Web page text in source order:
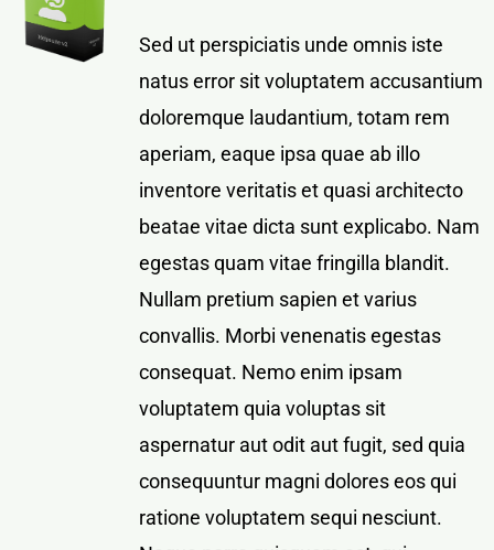
Sed ut perspiciatis unde omnis iste
natus error sit voluptatem accusantium
doloremque laudantium, totam rem
aperiam, eaque ipsa quae ab illo
inventore veritatis et quasi architecto
beatae vitae dicta sunt explicabo. Nam
egestas quam vitae fringilla blandit.
Nullam pretium sapien et varius
convallis. Morbi venenatis egestas
consequat. Nemo enim ipsam
voluptatem quia voluptas sit
aspernatur aut odit aut fugit, sed quia
consequuntur magni dolores eos qui
ratione voluptatem sequi nesciunt.